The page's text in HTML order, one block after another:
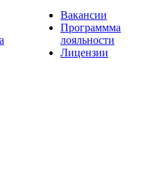
Вакансии
Программма
лояльности
Лицензии